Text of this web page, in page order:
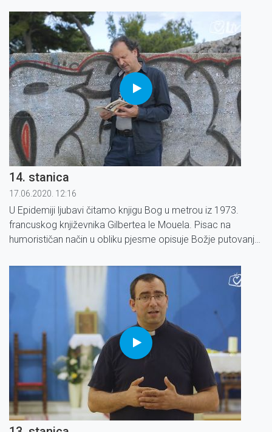
14. stanica
17.06.2020. 12:16
U Epidemiji ljubavi čitamo knjigu Bog u metrou iz 1973.
francuskog književnika Gilbertea le Mouela. Pisac na
humorističan način u obliku pjesme opisuje Božje putovanje